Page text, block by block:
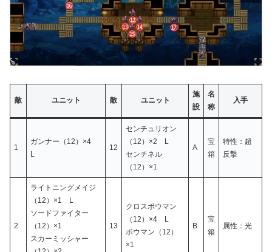
敵 ユニット 敵 ユニット
施
設
名
称
入手
1
ガンナー（12）×4
L
12
センチュリオン
（12）×2 L
センチネル
（12）×1
A
宝
箱
特性：超
反撃
2
ライトニングメイジ
（12）×1 L
ソードファイター
（12）×1
スカーミッシャー
13
クロスボウマン
（12）×4 L
ボウマン（12）
×1
B
宝
箱
属性：光